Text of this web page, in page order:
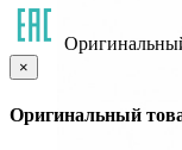
×
Оригинальный